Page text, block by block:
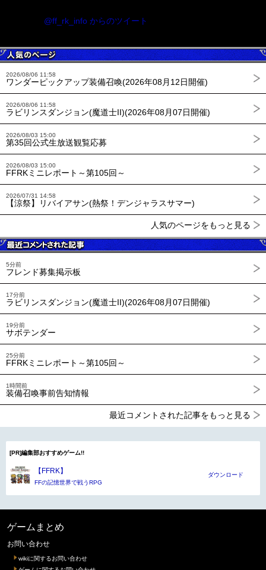
@ff_rk_info からのツイート
2026/08/06 11:58
ワンダーピックアップ装備召喚(2026年08月12日開催)
2026/08/06 11:58
ラビリンスダンジョン(魔道士II)(2026年08月07日開催)
2026/08/03 15:00
第35回公式生放送観覧応募
2026/08/03 15:00
FFRKミニレポート～第105回～
2026/07/31 14:58
【涼祭】リバイアサン(熱祭！デンジャラスサマー)
人気のページをもっと見る
5分前
フレンド募集掲示板
17分前
ラビリンスダンジョン(魔道士II)(2026年08月07日開催)
19分前
サボテンダー
25分前
FFRKミニレポート～第105回～
1時間前
装備召喚事前告知情報
最近コメントされた記事をもっと見る
[PR]編集部おすすめゲーム!!
【FFRK】
FFの記憶世界で戦うRPG
ダウンロード
ゲームまとめ
お問い合わせ
wikiに関するお問い合わせ